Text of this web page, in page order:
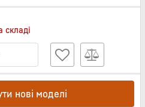
складі
нові моделі